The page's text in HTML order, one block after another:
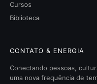
Cursos
Biblioteca
CONTATO & ENERGIA
Conectando pessoas,
uma nova frequência de